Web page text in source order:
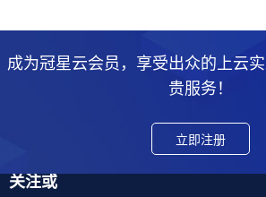
成为冠星云会员，享受出众的上云
贵服务！
立即注册
关注或